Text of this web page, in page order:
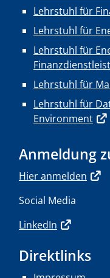
Lehrstuhl für
Lehrstuhl für
Lehrstuhl für
Lehrstuhl für
Lehrstuhl für
Environment
Anmeldung
Hier anmelden
Social Media
LinkedIn
Direktlinks